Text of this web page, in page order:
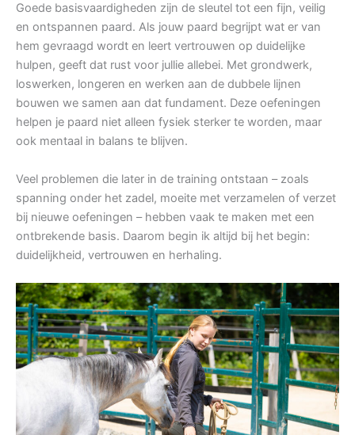
Goede basisvaardigheden zijn de sleutel tot een fijn, veilig
en ontspannen paard. Als jouw paard begrijpt wat er van
hem gevraagd wordt en leert vertrouwen op duidelijke
hulpen, geeft dat rust voor jullie allebei. Met grondwerk,
loswerken, longeren en werken aan de dubbele lijnen
bouwen we samen aan dat fundament. Deze oefeningen
helpen je paard niet alleen fysiek sterker te worden, maar
ook mentaal in balans te blijven.
Veel problemen die later in de training ontstaan – zoals
spanning onder het zadel, moeite met verzamelen of verzet
bij nieuwe oefeningen – hebben vaak te maken met een
ontbrekende basis. Daarom begin ik altijd bij het begin:
duidelijkheid, vertrouwen en herhaling.